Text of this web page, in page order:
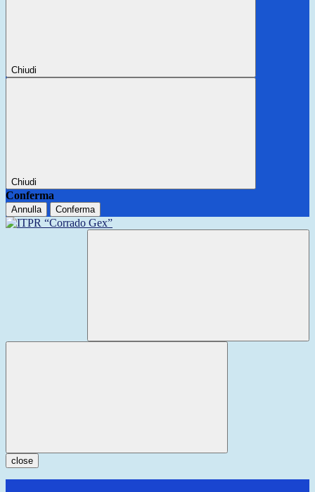
Chiudi
Chiudi
Conferma
Annulla Conferma
close